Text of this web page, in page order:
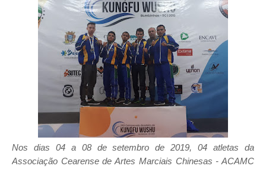
Nos dias 04 a 08 de setembro de 2019, 04 atletas da
Associação Cearense de Artes Marciais Chinesas - ACAMC